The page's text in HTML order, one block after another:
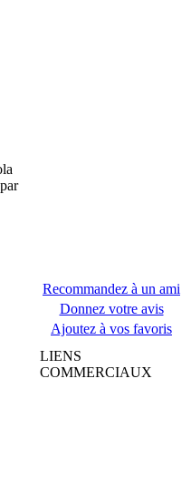
Recommandez à un ami
Donnez votre avis
Ajoutez à vos favoris
LIENS
COMMERCIAUX